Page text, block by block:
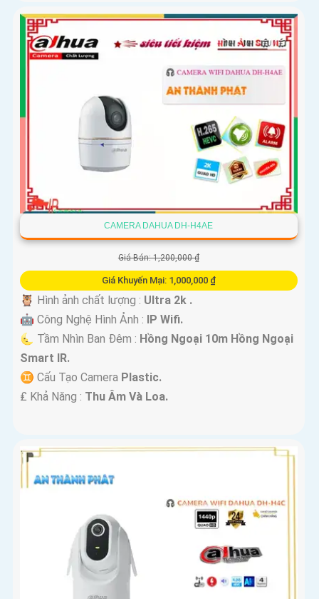
CAMERA DAHUA DH-H4AE
Giá Bán: 1,200,000 ₫
Giá Khuyến Mại: 1,000,000 ₫
🦉 Hình ảnh chất lượng : Ultra 2k .
🤖️ Công Nghệ Hình Ảnh :
IP Wifi.
🌜 Tầm Nhìn Ban Đêm : Hồng Ngoại 10m Hồng Ngoại
Smart IR.
♊ Cấu Tạo Camera Plastic.
️₤ Khả Năng : Thu Âm Và Loa.